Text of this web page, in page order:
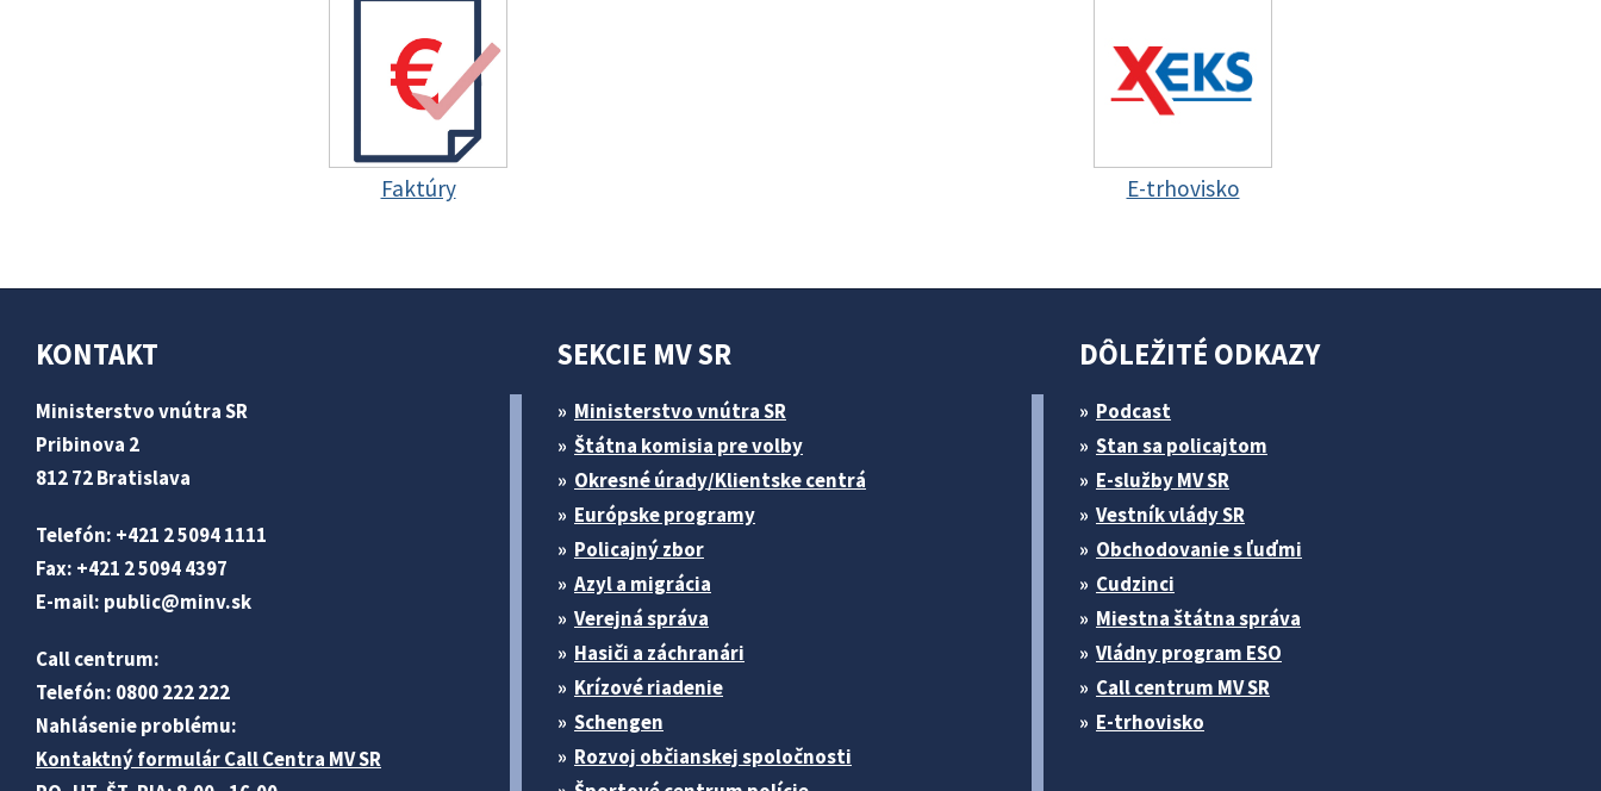
Faktúry E-trhovisko
KONTAKT
Ministerstvo vnútra SR
Pribinova 2
812 72 Bratislava
Telefón: +421 2 5094 1111
Fax: +421 2 5094 4397
E-mail: public@minv.sk
Call centrum:
Telefón: 0800 222 222
Nahlásenie problému:
Kontaktný formulár Call Centra MV SR
SEKCIE MV SR
Ministerstvo vnútra SR
Štátna komisia pre volby
Okresné úrady/Klientske centrá
Európske programy
Policajný zbor
Azyl a migrácia
Verejná správa
Hasiči a záchranári
Krízové riadenie
Schengen
Rozvoj občianskej spoločnosti
DÔLEŽITÉ ODKAZY
Podcast
Stan sa policajtom
E-služby MV SR
Vestník vlády SR
Obchodovanie s ľuďmi
Cudzinci
Miestna štátna správa
Vládny program ESO
Call centrum MV SR
E-trhovisko